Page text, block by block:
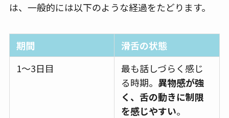
は、一般的には以下のような経過をたどります。
期間
滑舌の状態
1〜3日目
最も話しづらく感じ
る時期。異物感が強
く、舌の動きに制限
を感じやすい。